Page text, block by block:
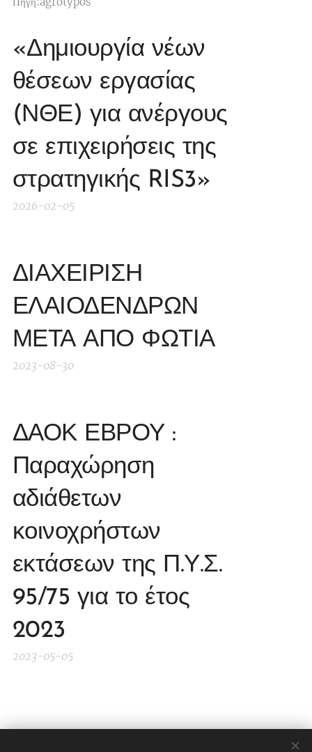
«Δημιουργία νέων
θέσεων εργασίας
(ΝΘΕ) για ανέργους
σε επιχειρήσεις της
στρατηγικής RIS3»
2026-02-05
ΔΙΑΧΕΙΡΙΣΗ
ΕΛΑΙΟΔΕΝΔΡΩΝ
ΜΕΤΑ ΑΠΟ ΦΩΤΙΑ
2023-08-30
ΔΑΟΚ ΕΒΡΟΥ :
Παραχώρηση
αδιάθετων
κοινοχρήστων
εκτάσεων της Π.Υ.Σ.
95/75 για το έτος
2023
2023-05-05